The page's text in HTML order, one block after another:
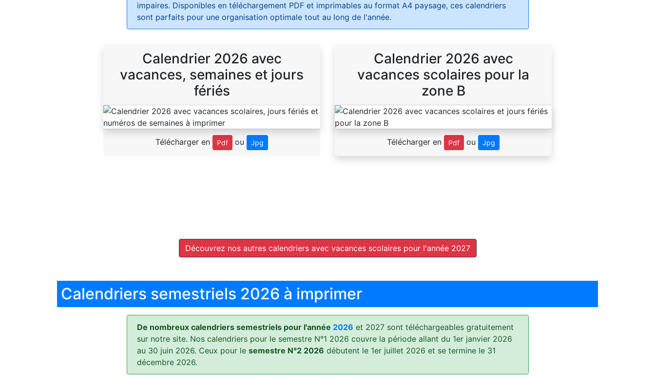
impaires. Disponibles en téléchargement PDF et imprimables au format A4 paysage, ces calendriers
sont parfaits pour une organisation optimale tout au long de l'année.
Calendrier 2026 avec
vacances, semaines et jours
fériés
Télécharger en Pdf ou Jpg
Calendrier 2026 avec
vacances scolaires pour la
zone B
Télécharger en Pdf ou Jpg
Découvrez nos autres calendriers avec vacances scolaires pour l'année 2027
Calendriers semestriels 2026 à imprimer
De nombreux calendriers semestriels pour l'année 2026 et 2027 sont téléchargeables gratuitement
sur notre site. Nos calendriers pour le semestre N°1 2026 couvre la période allant du 1er janvier 2026
au 30 juin 2026. Ceux pour le semestre N°2 2026 débutent le 1er juillet 2026 et se termine le 31
décembre 2026.